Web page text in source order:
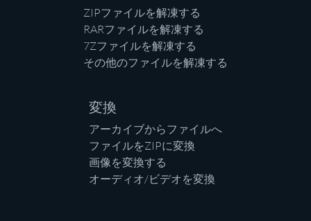
ZIPファイルを解凍する
RARファイルを解凍する
7Zファイルを解凍する
その他のファイルを解凍する
変換
アーカイブからファイルへ
ファイルをZIPに変換
画像を変換する
オーディオ/ビデオを変換